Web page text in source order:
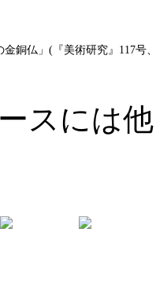
銅仏」(『美術研究』117号
スには